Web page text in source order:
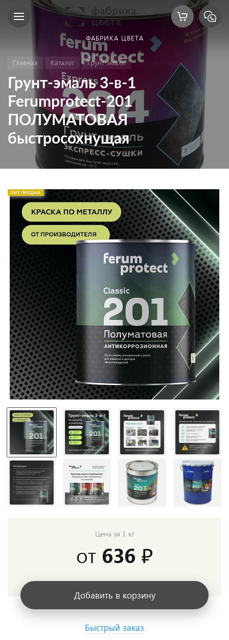
ФАБРИКА ЦВЕТА
Главная Каталог Грунт-эмали
Грунт-эмаль 3-в-1
Ferumprotect-201
ПОЛУМАТОВАЯ
быстросохнущая
Цена за 1 кг
от 636 ₽
Добавить в корзину
Быстрый заказ